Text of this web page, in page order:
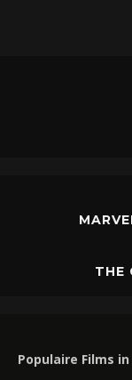
THE
Populaire Films